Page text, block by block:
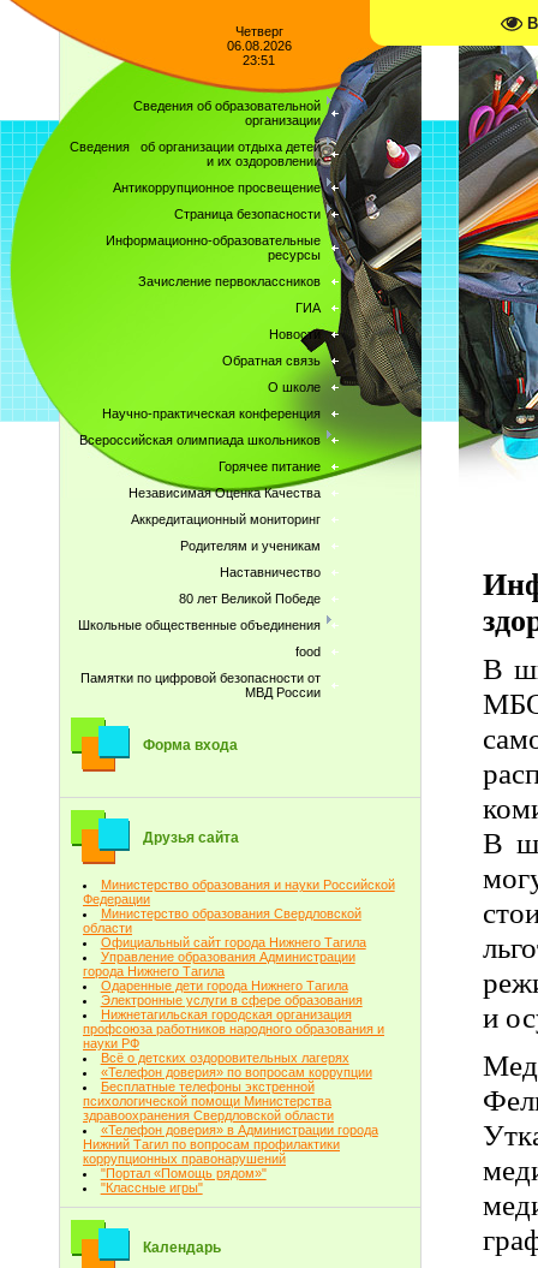
Четверг
06.08.2026
23:51
Сведения об образовательной
организации
Сведения об организации отдыха детей
и их оздоровлении
Антикоррупционное просвещение
Страница безопасности
Информационно-образовательные
ресурсы
Зачисление первоклассников
ГИА
Новости
Обратная связь
О школе
Научно-практическая конференция
Всероссийская олимпиада школьников
Горячее питание
Независимая Оценка Качества
Аккредитационный мониторинг
Родителям и ученикам
Наставничество
80 лет Великой Победе
Школьные общественные объединения
food
Памятки по цифровой безопасности от
МВД России
Форма входа
Друзья сайта
Министерство образования и науки Российской
Федерации
Министерство образования Свердловской
области
Официальный сайт города Нижнего Тагила
Управление образования Администрации
города Нижнего Тагила
Одаренные дети города Нижнего Тагила
Электронные услуги в сфере образования
Нижнетагильская городская организация
профсоюза работников народного образования и
науки РФ
Всё о детских оздоровительных лагерях
«Телефон доверия» по вопросам коррупции
Бесплатные телефоны экстренной
психологической помощи Министерства
здравоохранения Свердловской области
«Телефон доверия» в Администрации города
Нижний Тагил по вопросам профилактики
коррупционных правонарушений
"Портал «Помощь рядом»"
"Классные игры"
Календарь
В
В
и